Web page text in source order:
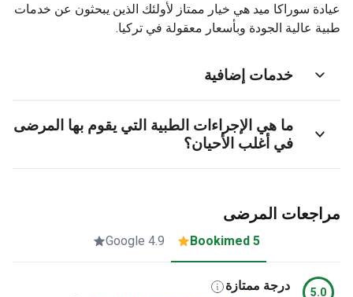
سوراكا ميد هي خيار ممتاز لأولئك الذين يبحثون عن خدمات
عالية الجودة وبأسعار معقولة في تركيا.
خدمات إضافية
ما هي الإجراءات الطبية التي يقوم بها المرضى
في أغلب الأحيان؟
المرضى
4.9 Google
درجة ممتازة